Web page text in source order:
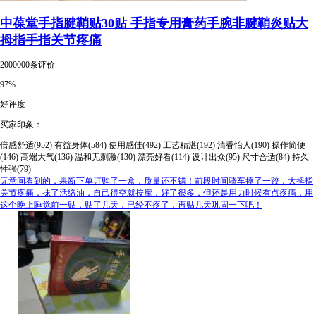
中葆堂手指腱鞘贴30贴 手指专用膏药手腕非腱鞘炎贴大
拇指手指关节疼痛
2000000条评价
97%
好评度
买家印象：
倍感舒适(952) 有益身体(584) 使用感佳(492) 工艺精湛(192) 清香怡人(190) 操作简便
(146) 高端大气(136) 温和无刺激(130) 漂亮好看(114) 设计出众(95) 尺寸合适(84) 持久
性强(79)
无意间看到的，果断下单订购了一盒，质量还不错！前段时间骑车摔了一跤，大拇指
关节疼痛，抹了活络油，自己得空就按摩，好了很多，但还是用力时候有点疼痛，用
这个晚上睡觉前一贴，贴了几天，已经不疼了，再贴几天巩固一下吧！